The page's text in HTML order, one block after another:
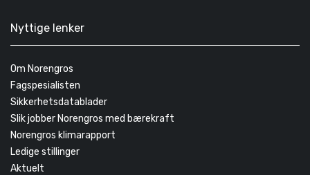
Nyttige lenker
Om Norengros
Fagspesialisten
Sikkerhetsdatablader
Slik jobber Norengros med bærekraft
Norengros klimarapport
Ledige stillinger
Aktuelt